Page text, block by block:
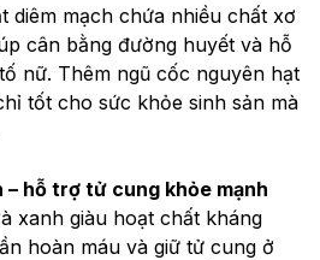
diêm mạch chứa nhiều chất xơ
cân bằng đường huyết và hỗ
nữ. Thêm ngũ cốc nguyên hạt
tốt cho sức khỏe sinh sản mà
hỗ trợ tử cung khỏe mạnh
xanh giàu hoạt chất kháng
hoàn máu và giữ tử cung ở